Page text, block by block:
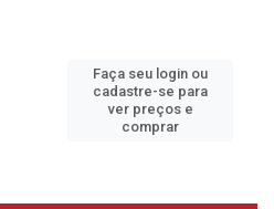
Faça seu login ou
cadastre-se para
ver preços e
comprar